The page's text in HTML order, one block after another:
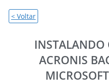
< Voltar
INSTALANDO
ACRONIS